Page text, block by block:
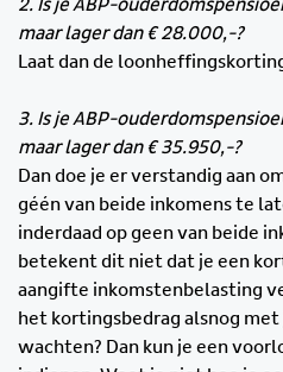
2. Is je ABP-
maar lager dan € 28.000,-?
Laat dan de
3. Is je ABP-
maar lager dan € 35.950,-?
Dan doe je er verstandig aan
géén van beide inkomens te
inderdaad op geen van beide
betekent dit niet dat je een
aangifte inkomstenbelasting
het kortingsbedrag alsnog met
wachten? Dan kun je een